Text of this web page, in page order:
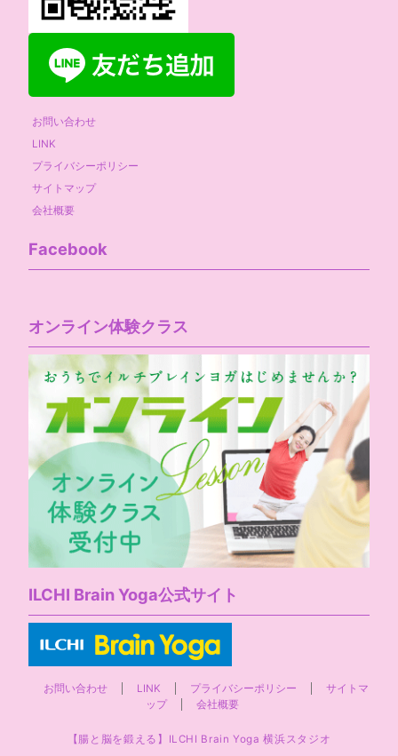
お問い合わせ
LINK
プライバシーポリシー
サイトマップ
会社概要
Facebook
オンライン体験クラス
ILCHI Brain Yoga公式サイト
お問い合わせ LINK プライバシーポリシー
サイトマ
ップ
会社概要
【腸と脳を鍛える】ILCHI Brain Yoga 横浜スタジオ